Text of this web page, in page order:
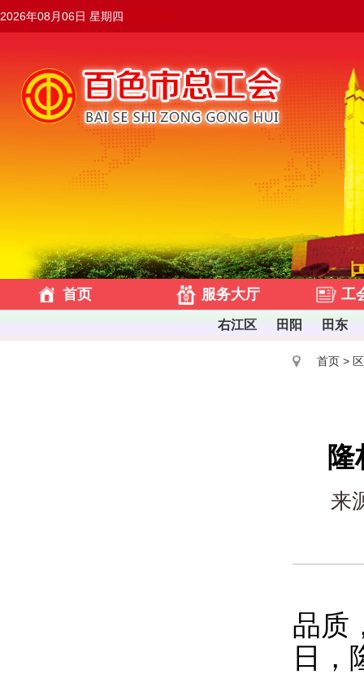
2026年08月06日 星期四
首页 服务大厅 工
右江区 田阳 田东
首页 >
来
品质
日，